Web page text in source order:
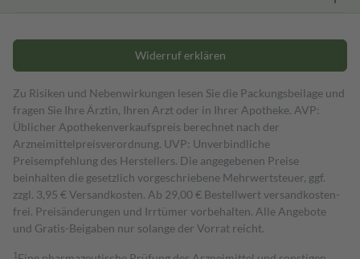
Widerruf erklären
Zu Risiken und Nebenwirkungen lesen Sie die Packungsbeilage und
fragen Sie Ihre Ärztin, Ihren Arzt oder in Ihrer Apotheke. AVP:
Üblicher Apothekenverkaufspreis berechnet nach der
Arzneimittelpreisverordnung. UVP: Unverbindliche
Preisempfehlung des Herstellers. Die angegebenen Preise
beinhalten die gesetzlich vorgeschriebene Mehrwertsteuer, ggf.
zzgl. 3,95 € Versandkosten. Ab 29,00 € Bestell­wert versand­kosten­
frei. Preisänderungen und Irrtümer vorbehalten. Alle Angebote
und Gratis-Beigaben nur solange der Vorrat reicht.
1